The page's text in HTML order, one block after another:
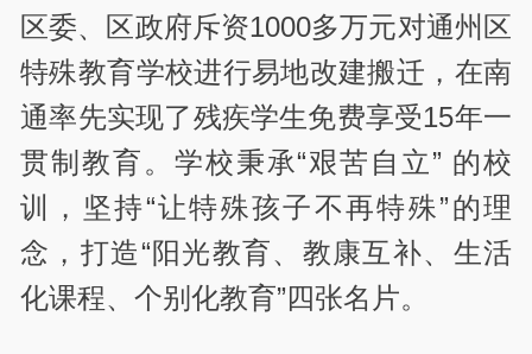
区委、区政府斥资1000多万元对通州区
特殊教育学校进行易地改建搬迁，在南
通率先实现了残疾学生免费享受15年一
贯制教育。学校秉承“艰苦自立” 的校
训，坚持“让特殊孩子不再特殊”的理
念，打造“阳光教育、教康互补、生活
化课程、个别化教育”四张名片。